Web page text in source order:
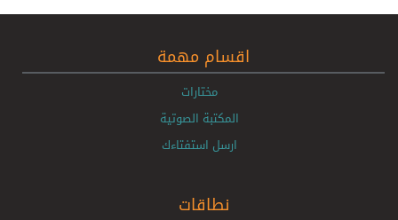
اقسام مهمة
مختارات
المكتبة الصوتية
ارسل استفتاءك
نطاقات